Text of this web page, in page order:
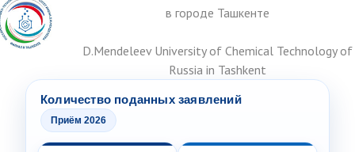
в городе Ташкенте
D.Mendeleev University of Chemical Technology of
Russia in Tashkent
Количество поданных заявлений
Приём 2026